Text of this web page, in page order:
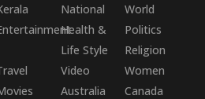
National
World
Health &
Life Style
Politics
Religion
Video
Women
Australia
Canada